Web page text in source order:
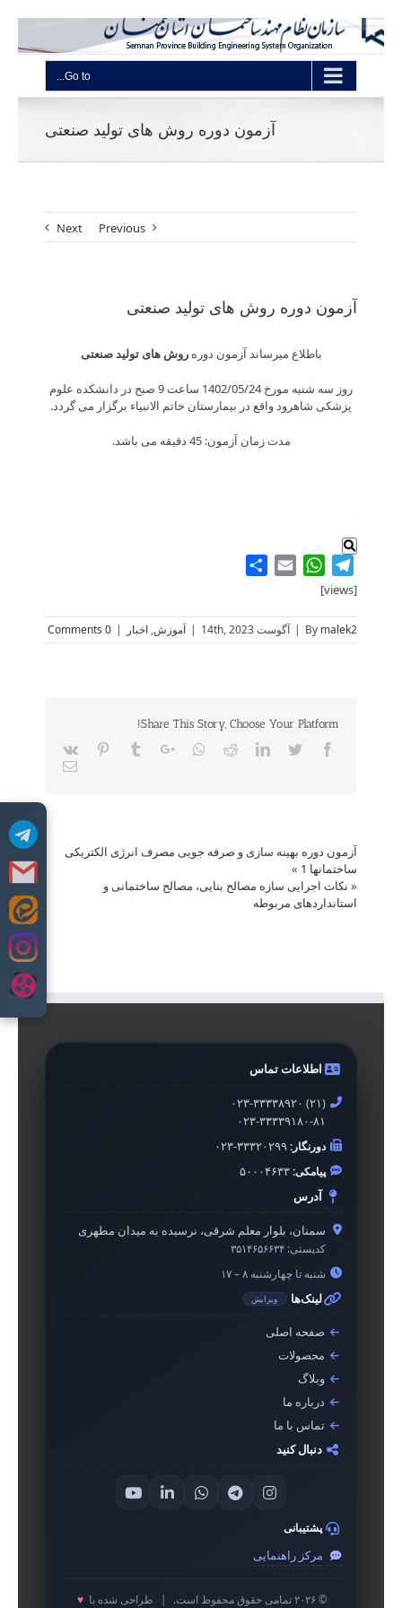
Go to...
آزمون دوره روش های تولید صنعتی
Previous
Next
آزمون دوره روش های تولید صنعتی
باطلاع ­می­رساند ­آزمون ­دورهروش های تولید صنعتی
روز سه شنبه مورخ 1402/05/24 ساعت 9 صبح در دانشکده علوم
پزشکی شاهرود واقع در بیمارستان خاتم الانبیاء برگزار می گردد.
مدت زمان آزمون: 45 دقیقه می باشد.
.
Telegram
WhatsApp
Email
[views]
By malek2
| آگوست 14th, 2023 | آموزش, اخبار |
0 Comments
Share This Story, Choose Your Platform!
Facebook
Twitter
LinkedIn
Reddit
Whatsapp
Google+
Tumblr
Pinterest
Vk
Email
آزمون دوره بهینه سازی و صرفه جویی مصرف انرژی الکتریکی
ساختمانها 1
»
« نکات اجرایی سازه مصالح بنایی، مصالح ساختمانی و
استانداردهای مربوطه
اطلاعات تماس
۰۲۳-۳۳۳۳۸۹۲۰ (۲۱)
۰۲۳-۳۳۳۳۹۱۸۰-۸۱
دورنگار:۰۲۳-۳۳۳۲۰۲۹۹
پیامکی:۵۰۰۰۴۶۳۳
آدرس
سمنان، بلوار معلم شرقی، نرسیده به میدان مطهری
کدپستی: ۳۵۱۴۶۵۶۶۳۴
شنبه تا چهارشنبه ۸ – ۱۷
لینک‌ها ویرایش
صفحه اصلی
محصولات
وبلاگ
درباره ما
تماس با ما
دنبال کنید
پشتیبانی
مرکز راهنمایی
© ۲۰۲۶ تمامی حقوق محفوظ است. طراحی شده با ♥